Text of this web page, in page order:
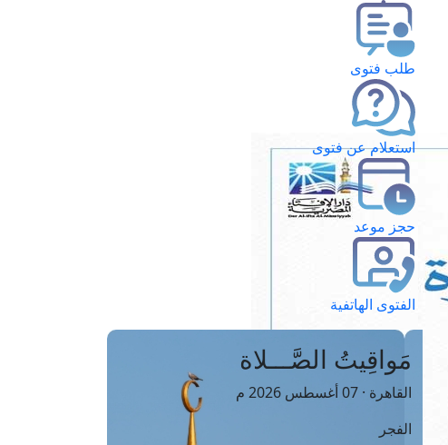
طلب فتوى
استعلام عن فتوى
حجز موعد
الفتوى الهاتفية
مَواقِيتُ الصَّـــلاة
القاهرة · 07 أغسطس 2026 م
الفجر